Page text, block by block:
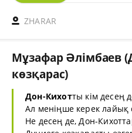
ZHARAR
Мұзафар Әлімбаев
көзқарас)
Дон-Кихотты кім десең
Ал меніңше керек лайық
He десең де, Дон-